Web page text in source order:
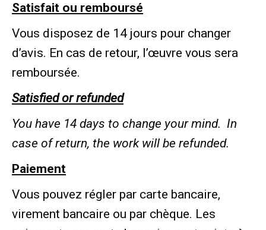
Satisfait ou remboursé
Vous disposez de 14 jours pour changer
d’avis. En cas de retour, l’œuvre vous sera
remboursée.
Satisfied or refunded
You have 14 days to change your mind. In
case of return, the work will be refunded.
Paiement
Vous pouvez régler par carte bancaire,
virement bancaire ou par chèque. Les